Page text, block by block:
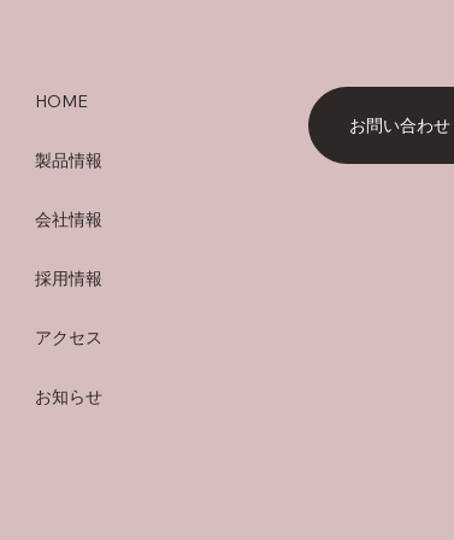
HOME
製品情報
会社情報
採用情報
アクセス
お知らせ
お問い合わせ